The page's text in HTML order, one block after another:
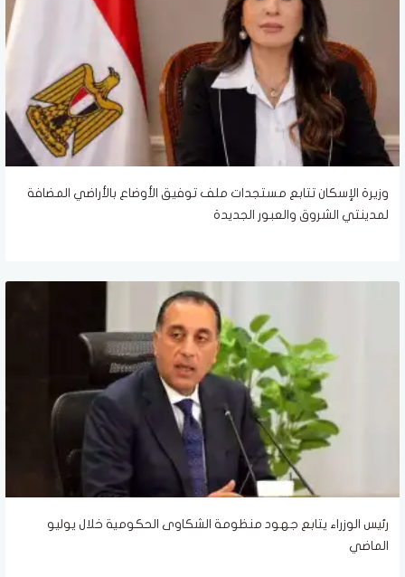
وزيرة الإسكان تتابع مستجدات ملف توفيق الأوضاع بالأراضي المضافة
لمدينتي الشروق والعبور الجديدة
رئيس الوزراء يتابع جهود منظومة الشكاوى الحكومية خلال يوليو
الماضي